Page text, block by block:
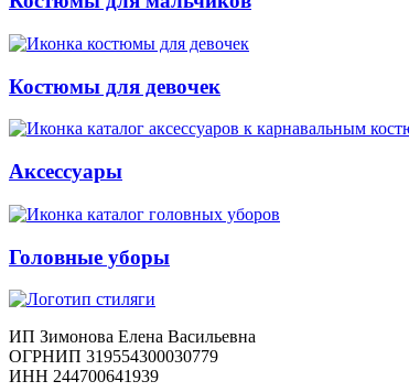
Костюмы для девочек
Аксессуары
Головные уборы
ИП Зимонова Елена Васильевна
ОГРНИП 319554300030779
ИНН 244700641939